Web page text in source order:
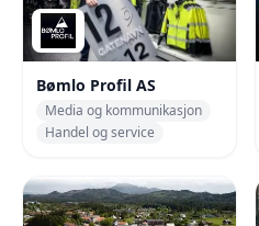
Bømlo Profil AS
Media og kommunikasjon
Handel og service